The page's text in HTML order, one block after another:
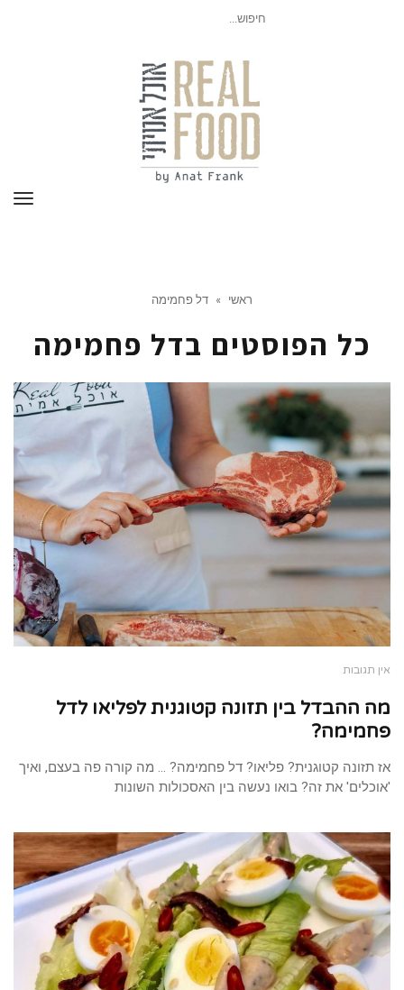
ראשי » דל פחמימה
כל הפוסטים בדל פחמימה
אין תגובות
מה ההבדל בין תזונה קטוגנית לפליאו לדל
פחמימה?
אז תזונה קטוגנית? פליאו? דל פחמימה? … מה קורה פה בעצם, ואיך
'אוכלים' את זה? בואו נעשה בין האסכולות השונות